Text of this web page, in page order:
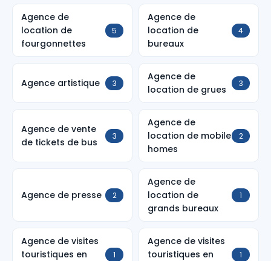
Agence de
location de
fourgonnettes
5
Agence de
location de
bureaux
4
Agence artistique 3
Agence de
location de grues
3
Agence de vente
de tickets de bus
3
Agence de
location de mobile
homes
2
Agence de presse 2
Agence de
location de
grands bureaux
1
Agence de visites
touristiques en
1
Agence de visites
touristiques en
1